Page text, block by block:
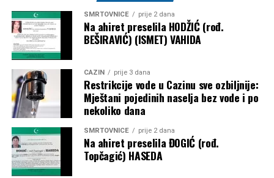
SMRTOVNICE prije 2 dana
Na ahiret preselila HODŽIĆ (rođ.
BEŠIRAVIĆ) (ISMET) VAHIDA
CAZIN prije 3 dana
Restrikcije vode u Cazinu sve ozbiljnije:
Mještani pojedinih naselja bez vode i po
nekoliko dana
SMRTOVNICE prije 2 dana
Na ahiret preselila ĐOGIĆ (rođ.
Topčagić) HASEDA